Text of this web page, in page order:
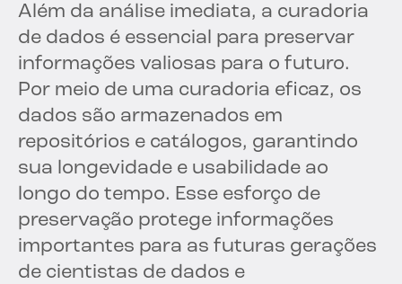
Além da análise imediata, a curadoria
de dados é essencial para preservar
informações valiosas para o futuro.
Por meio de uma curadoria eficaz, os
dados são armazenados em
repositórios e catálogos, garantindo
sua longevidade e usabilidade ao
longo do tempo. Esse esforço de
preservação protege informações
importantes para as futuras gerações
de cientistas de dados e